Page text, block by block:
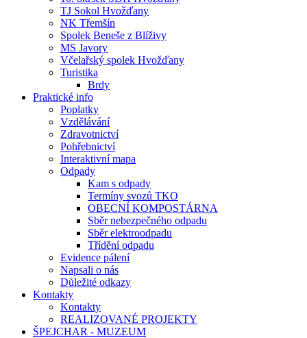
TJ Sokol Hvožďany
NK Třemšín
Spolek Beneše z Blíživy
MS Javory
Včelařský spolek Hvožďany
Turistika
Brdy
Praktické info
Poplatky
Vzdělávání
Zdravotnictví
Pohřebnictví
Interaktivní mapa
Odpady
Kam s odpady
Termíny svozů TKO
OBECNÍ KOMPOSTÁRNA
Sběr nebezpečného odpadu
Sběr elektroodpadu
Třídění odpadu
Evidence pálení
Napsali o nás
Důležité odkazy
Kontakty
Kontakty
REALIZOVANÉ PROJEKTY
ŠPEJCHAR - MUZEUM